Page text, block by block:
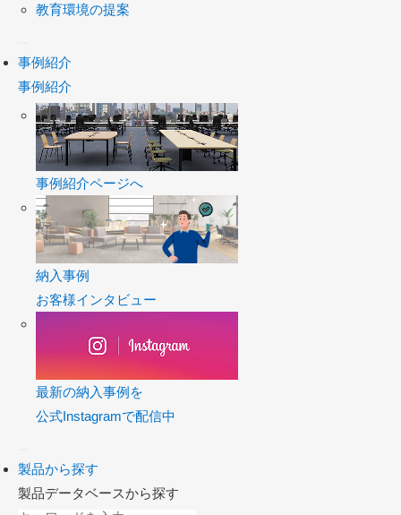
教育環境の提案
事例紹介
事例紹介
事例紹介ページへ
納入事例
お客様インタビュー
最新の納入事例を
公式Instagramで配信中
製品から探す
製品データベースから探す